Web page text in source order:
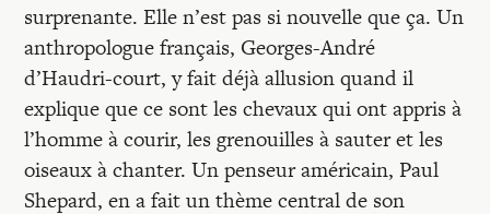
surprenante. Elle n’est pas si nouvelle que ça. Un
anthropologue français, Georges-André
d’Haudri-court, y fait déjà allusion quand il
explique que ce sont les chevaux qui ont appris à
l’homme à courir, les grenouilles à sauter et les
oiseaux à chanter. Un penseur américain, Paul
Shepard, en a fait un thème central de son